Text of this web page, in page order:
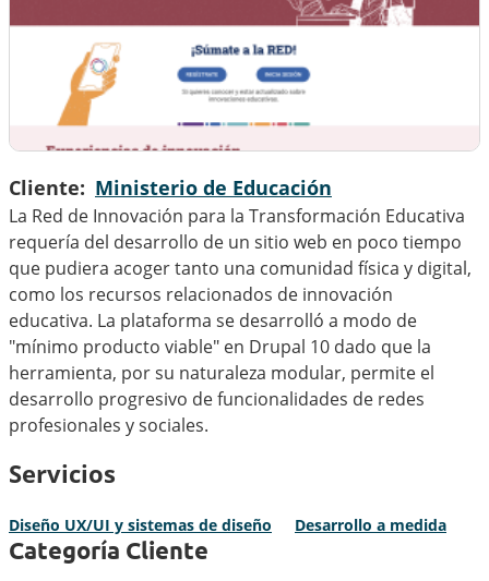
Cliente Ministerio de Educación
La Red de Innovación para la Transformación Educativa
requería del desarrollo de un sitio web en poco tiempo
que pudiera acoger tanto una comunidad física y digital,
como los recursos relacionados de innovación
educativa. La plataforma se desarrolló a modo de
"mínimo producto viable" en Drupal 10 dado que la
herramienta, por su naturaleza modular, permite el
desarrollo progresivo de funcionalidades de redes
profesionales y sociales.
Servicios
Diseño UX/UI y sistemas de diseño Desarrollo a medida
Categoría Cliente